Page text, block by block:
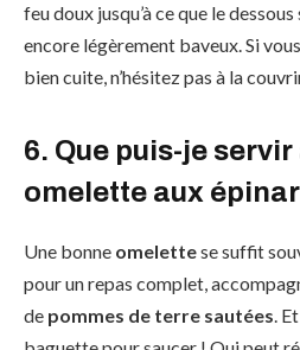
feu doux jusqu’à ce que le
encore légèrement baveux. Si
bien cuite, n’hésitez pas à la
6. Que puis-je
omelette aux
Une bonne omelettese suffit
pour un repas complet,
de pommes de terre sautées .